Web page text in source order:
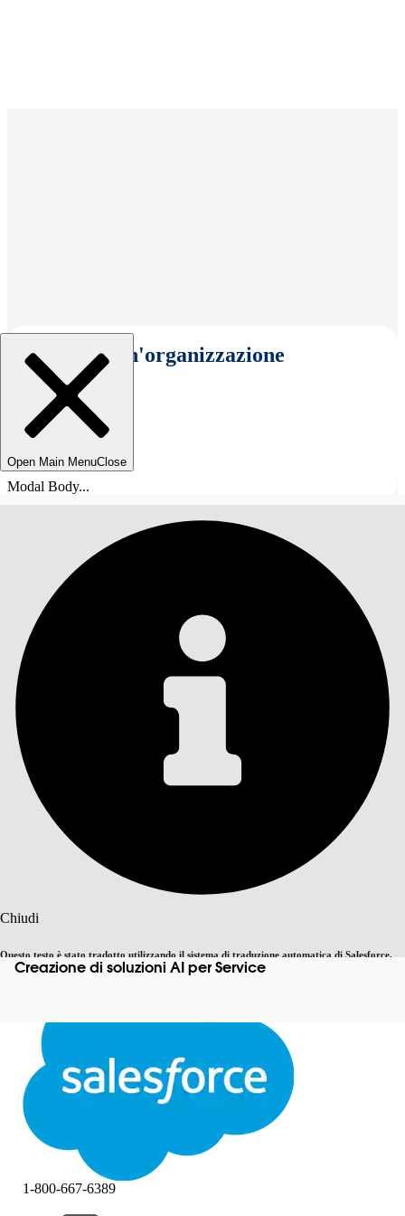
Seleziona un'organizzazione
Open Main MenuClose
Modal Body...
Chiudi
Questo testo è stato tradotto utilizzando il sistema di traduzione automatica di Salesforce.
Ulteriori dettagli sono disponibiliqui. Passa all'inglese
Chiudi Chiudi
Creazione di soluzioni AI per Service
SOMMARIO
1-800-667-6389